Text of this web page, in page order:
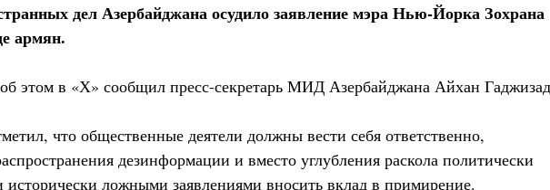
дел Азербайджана осудило заявление мэра Нью-Йорка Зохрана
армян.
этом в «Х» сообщил пресс-секретарь МИД Азербайджана Айхан
что общественные деятели должны вести себя ответственно,
дезинформации и вместо углубления раскола политически
ложными заявлениями вносить вклад в примирение.